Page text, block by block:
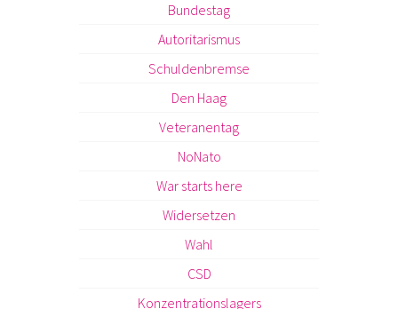
Bundestag
Autoritarismus
Schuldenbremse
Den Haag
Veteranentag
NoNato
War starts here
Widersetzen
Wahl
CSD
Konzentrationslagers